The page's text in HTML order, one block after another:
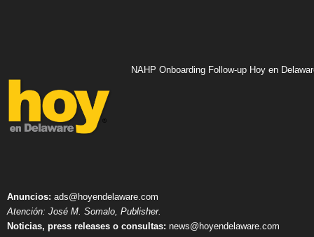
NAHP Onboarding Follow-up Hoy en
Anuncios: ads@hoyendelaware.com
Atención: José M. Somalo, Publisher.
Noticias, press releases o consultas: news@hoyendelaware.com